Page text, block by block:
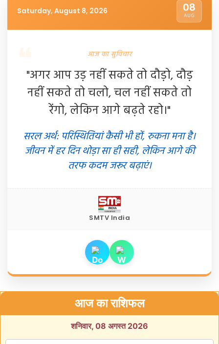
Saturday, August 8, 2026 08
AUG
आज का सुविचार
"अगर आप उड़ नहीं सकते तो दौड़ो, दौड़
नहीं सकते तो चलो, चल नहीं सकते तो
रेंगो, लेकिन आगे बढ़ते रहो।"
सरल अर्थ: परिस्थितियां कैसी भी हों, रुकना मना है।
जीवन में हर दिन थोड़ा सा ही सही, लेकिन आगे की
तरफ कदम जरूर बढ़ाएं।
SMTV India
आज का राशिफल
शनिवार, 08 अगस्त 2026